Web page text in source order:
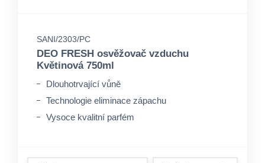
SANI/2303/PC
DEO FRESH osvěžovač vzduchu
Květinová 750ml
Dlouhotrvající vůně
Technologie eliminace zápachu
Vysoce kvalitní parfém